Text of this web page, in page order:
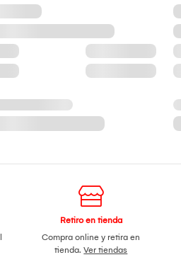
Retiro en tienda
Compra online y retira en
tienda.Ver tiendas